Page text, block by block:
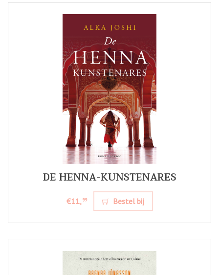
DE HENNA-KUNSTENARES
€11,99 Bestel bij